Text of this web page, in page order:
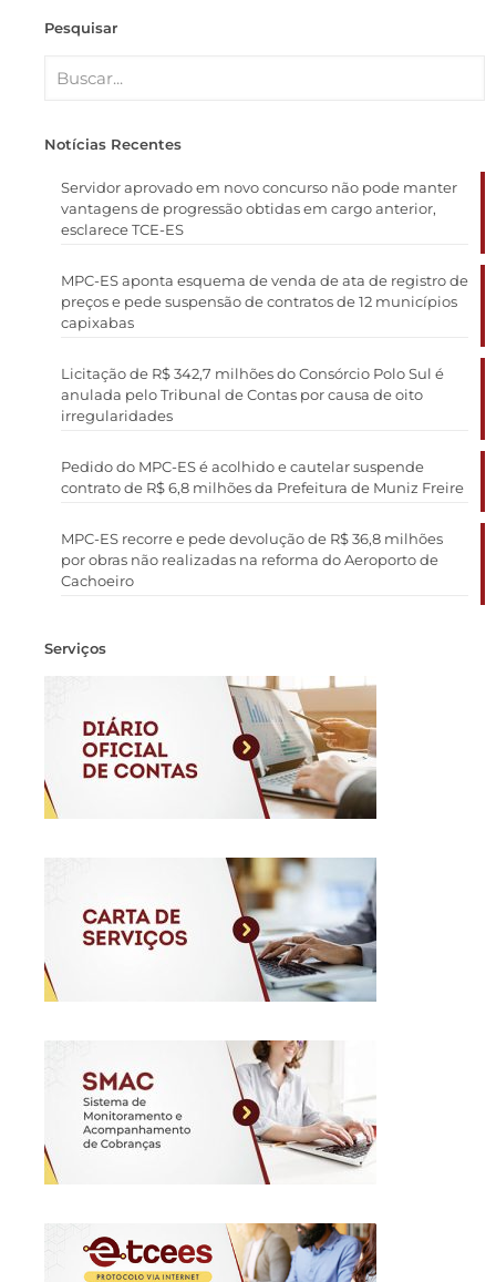
Pesquisar
Notícias Recentes
Servidor aprovado em novo concurso não pode manter
vantagens de progressão obtidas em cargo anterior,
esclarece TCE-ES
MPC-ES aponta esquema de venda de ata de registro de
preços e pede suspensão de contratos de 12 municípios
capixabas
Licitação de R$ 342,7 milhões do Consórcio Polo Sul é
anulada pelo Tribunal de Contas por causa de oito
irregularidades
Pedido do MPC-ES é acolhido e cautelar suspende
contrato de R$ 6,8 milhões da Prefeitura de Muniz Freire
MPC-ES recorre e pede devolução de R$ 36,8 milhões
por obras não realizadas na reforma do Aeroporto de
Cachoeiro
Serviços